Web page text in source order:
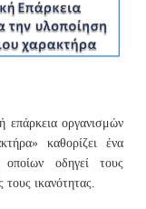
επάρκεια οργανισμών
καθορίζει ένα
οδηγεί τους
τους ικανότητας.